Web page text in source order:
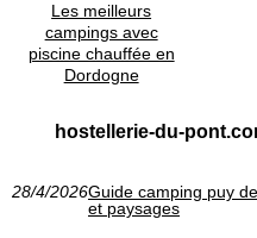
Les meilleurs
campings avec
piscine chauffée en
Dordogne
hostellerie-du-
28/4/2026Guide camping puy
et paysages